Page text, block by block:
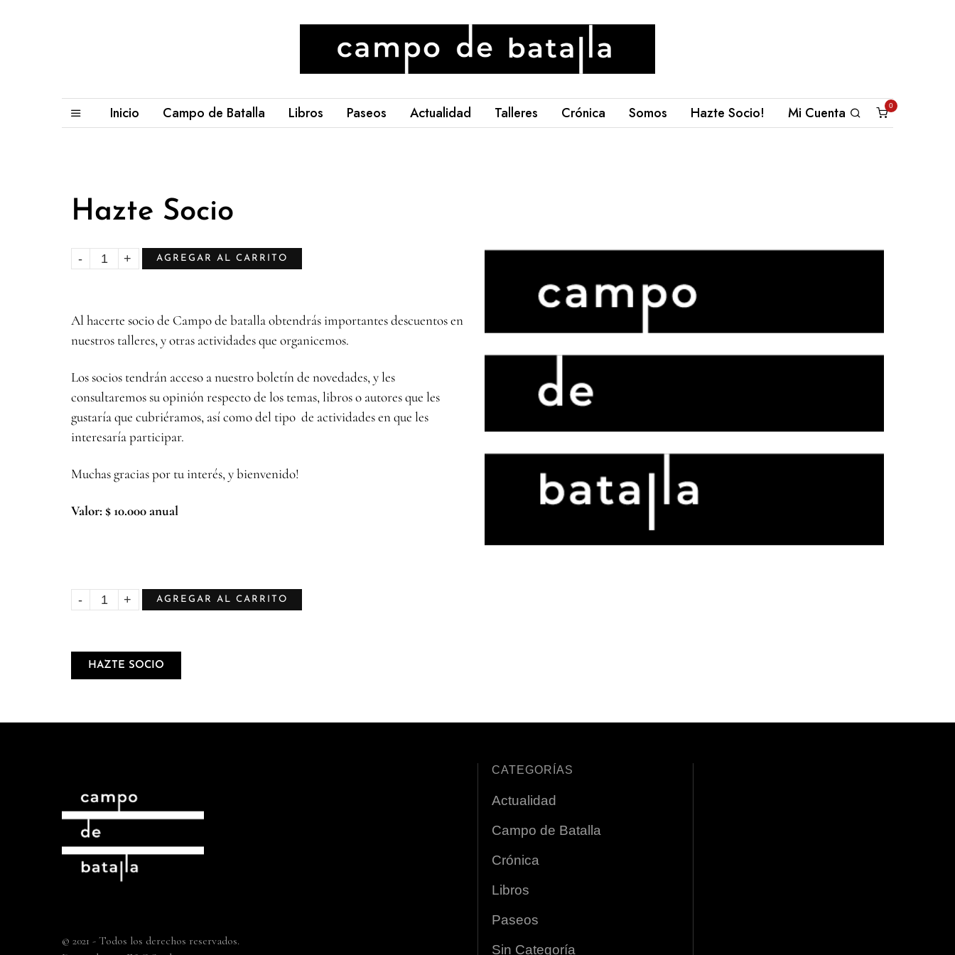
Inicio Campo de Batalla Libros Paseos Actualidad Talleres Crónica Somos Hazte Socio! Mi Cuenta 0
Hazte Socio
AGREGAR AL CARRITO
Al hacerte socio de Campo de batalla obtendrás importantes descuentos en
nuestros talleres, y otras actividades que organicemos.
Los socios tendrán acceso a nuestro boletín de novedades, y les
consultaremos su opinión respecto de los temas, libros o autores que les
gustaría que cubriéramos, así como del tipo de actividades en que les
interesaría participar.
Muchas gracias por tu interés, y bienvenido!
Valor: $ 10.000 anual
AGREGAR AL CARRITO
HAZTE SOCIO
© 2021 - Todos los derechos reservados.
CATEGORÍAS
Actualidad
Campo de Batalla
Crónica
Libros
Paseos
Sin Categoría